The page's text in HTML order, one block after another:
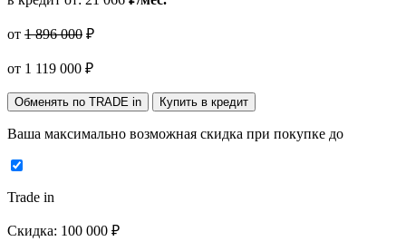
от 1 896 000 ₽
от 1 119 000 ₽
Обменять по TRADE in Купить в кредит
Ваша максимально возможная скидка при покупке до
Trade in
Скидка: 100 000 ₽